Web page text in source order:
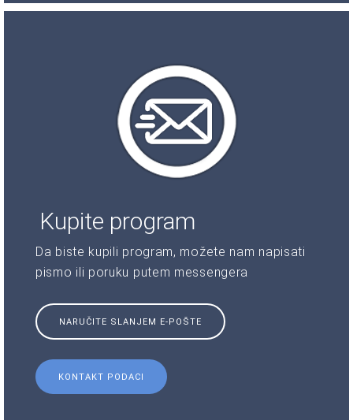
Kupite program
Da biste kupili program, možete nam napisati
pismo ili poruku putem messengera
NARUČITE SLANJEM E-POŠTE
KONTAKT PODACI